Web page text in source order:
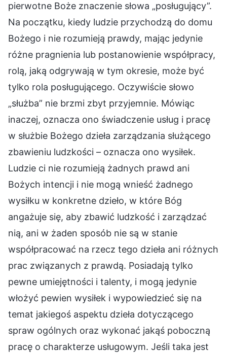
pierwotne Boże znaczenie słowa „posługujący”.
Na początku, kiedy ludzie przychodzą do domu
Bożego i nie rozumieją prawdy, mając jedynie
różne pragnienia lub postanowienie współpracy,
rolą, jaką odgrywają w tym okresie, może być
tylko rola posługującego. Oczywiście słowo
„służba” nie brzmi zbyt przyjemnie. Mówiąc
inaczej, oznacza ono świadczenie usług i pracę
w służbie Bożego dzieła zarządzania służącego
zbawieniu ludzkości – oznacza ono wysiłek.
Ludzie ci nie rozumieją żadnych prawd ani
Bożych intencji i nie mogą wnieść żadnego
wysiłku w konkretne dzieło, w które Bóg
angażuje się, aby zbawić ludzkość i zarządzać
nią, ani w żaden sposób nie są w stanie
współpracować na rzecz tego dzieła ani różnych
prac związanych z prawdą. Posiadają tylko
pewne umiejętności i talenty, i mogą jedynie
włożyć pewien wysiłek i wypowiedzieć się na
temat jakiegoś aspektu dzieła dotyczącego
spraw ogólnych oraz wykonać jakąś poboczną
pracę o charakterze usługowym. Jeśli taka jest